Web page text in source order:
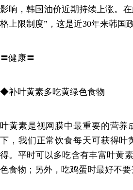
影响，韩国油价近期持续上涨。
格上限制度”，这是近30年来韩国
〓健康〓
◆补叶黄素多吃黄绿色食物
叶黄素是视网膜中最重要的营养
下，我们正常饮食每天可获得叶
得。平时可以多吃含有丰富叶黄
色食物；另外，吃鸡蛋时最好不要